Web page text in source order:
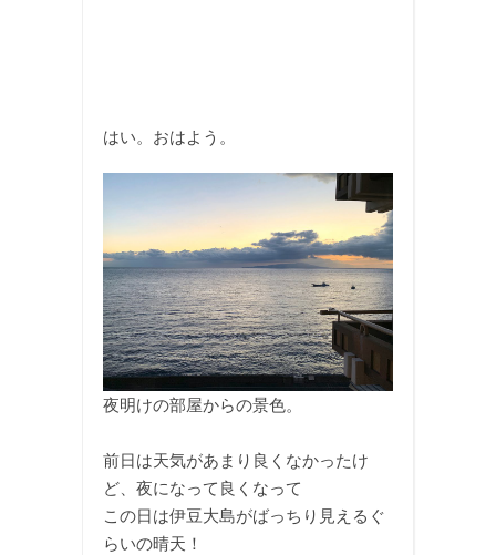
はい。おはよう。
夜明けの部屋からの景色。
前日は天気があまり良くなかったけ
ど、夜になって良くなって
この日は伊豆大島がばっちり見えるぐ
らいの晴天！